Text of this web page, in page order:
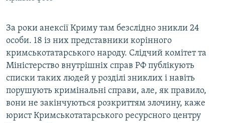
За роки анексії Криму там безслідно зникли 24
особи. 18 із них представники корінного
кримськотатарського народу. Слідчий комітет та
Міністерство внутрішніх справ РФ публікують
списки таких людей у розділі зниклих і навіть
порушують кримінальні справи, але, як правило,
вони не закінчуються розкриттям злочину, каже
юрист Кримськотатарського ресурсного центру